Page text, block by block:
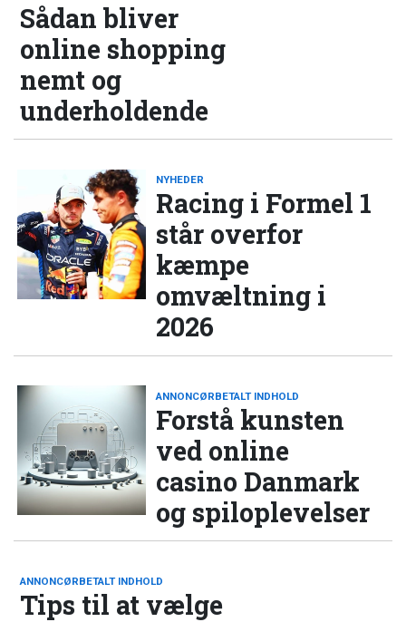
Sådan bliver
online shopping
nemt og
underholdende
NYHEDER
Racing i Formel 1
står overfor
kæmpe
omvæltning i
2026
ANNONCØRBETALT INDHOLD
Forstå kunsten
ved online
casino Danmark
og spiloplevelser
ANNONCØRBETALT INDHOLD
Tips til at vælge